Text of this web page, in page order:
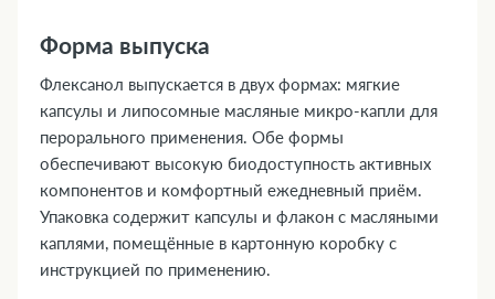
Форма выпуска
Флексанол выпускается в двух формах: мягкие
капсулы и липосомные масляные микро-капли для
перорального применения. Обе формы
обеспечивают высокую биодоступность активных
компонентов и комфортный ежедневный приём.
Упаковка содержит капсулы и флакон с масляными
каплями, помещённые в картонную коробку с
инструкцией по применению.